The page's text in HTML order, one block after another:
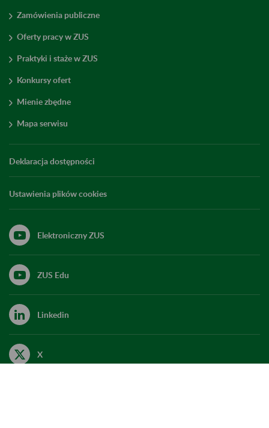
Zamówienia publiczne
Oferty pracy w ZUS
Praktyki i staże w ZUS
Konkursy ofert
Mienie zbędne
Mapa serwisu
Deklaracja dostępności
Ustawienia plików cookies
Elektroniczny ZUS
ZUS Edu
Linkedin
X